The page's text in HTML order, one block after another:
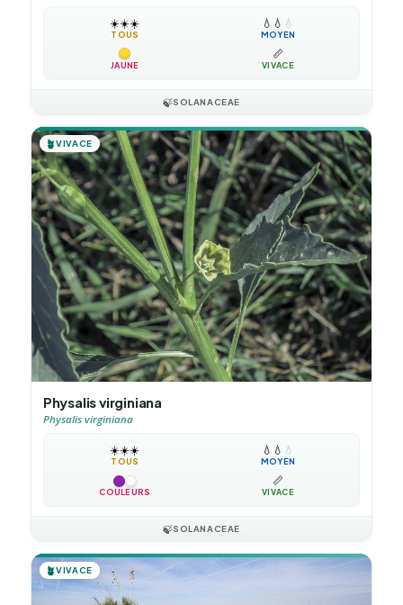
☀️☀️☀️
TOUS
💧 💧 💧
MOYEN
JAUNE
📏
VIVACE
🍃SOLANACEAE
🪴VIVACE
Physalis virginiana
Physalis virginiana
☀️☀️☀️
TOUS
💧 💧 💧
MOYEN
COULEURS
📏
VIVACE
🍃SOLANACEAE
🪴VIVACE